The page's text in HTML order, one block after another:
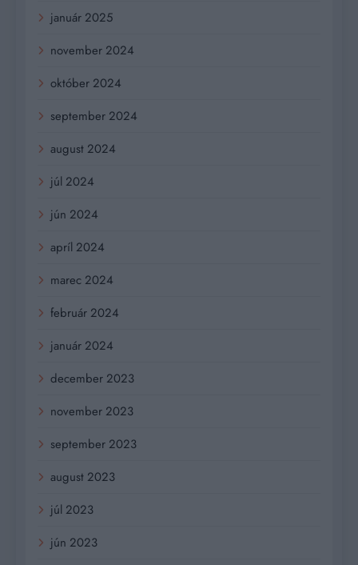
január 2025
november 2024
október 2024
september 2024
august 2024
júl 2024
jún 2024
apríl 2024
marec 2024
február 2024
január 2024
december 2023
november 2023
september 2023
august 2023
júl 2023
jún 2023